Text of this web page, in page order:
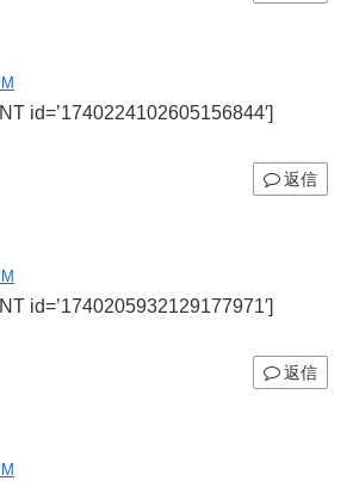
id=’1740224102605156844′]
返信
id=’1740205932129177971′]
返信